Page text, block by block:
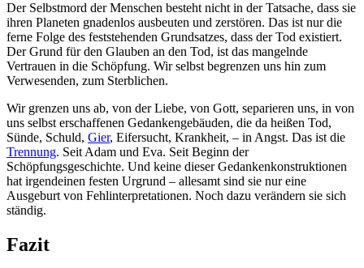
Der Selbstmord der Menschen besteht nicht in der Tatsache, dass sie
ihren Planeten gnadenlos ausbeuten und zerstören. Das ist nur die
ferne Folge des feststehenden Grundsatzes, dass der Tod existiert.
Der Grund für den Glauben an den Tod, ist das mangelnde
Vertrauen in die Schöpfung. Wir selbst begrenzen uns hin zum
Verwesenden, zum Sterblichen.
Wir grenzen uns ab, von der Liebe, von Gott, separieren uns, in von
uns selbst erschaffenen Gedankengebäuden, die da heißen Tod,
Sünde, Schuld, Gier, Eifersucht, Krankheit, – in Angst. Das ist die
Trennung. Seit Adam und Eva. Seit Beginn der
Schöpfungsgeschichte. Und keine dieser Gedankenkonstruktionen
hat irgendeinen festen Urgrund – allesamt sind sie nur eine
Ausgeburt von Fehlinterpretationen. Noch dazu verändern sie sich
ständig.
Fazit